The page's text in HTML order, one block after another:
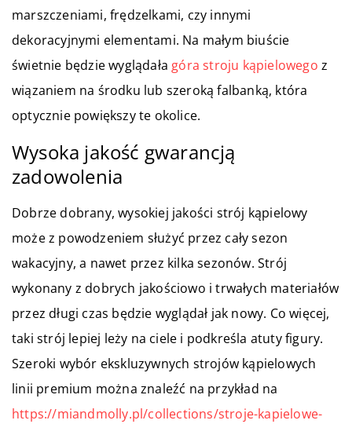
marszczeniami, frędzelkami, czy innymi
dekoracyjnymi elementami. Na małym biuście
świetnie będzie wyglądała góra stroju kąpielowego z
wiązaniem na środku lub szeroką falbanką, która
optycznie powiększy te okolice.
Wysoka jakość gwarancją
zadowolenia
Dobrze dobrany, wysokiej jakości strój kąpielowy
może z powodzeniem służyć przez cały sezon
wakacyjny, a nawet przez kilka sezonów. Strój
wykonany z dobrych jakościowo i trwałych materiałów
przez długi czas będzie wyglądał jak nowy. Co więcej,
taki strój lepiej leży na ciele i podkreśla atuty figury.
Szeroki wybór ekskluzywnych strojów kąpielowych
linii premium można znaleźć na przykład na
https://miandmolly.pl/collections/stroje-kapielowe-